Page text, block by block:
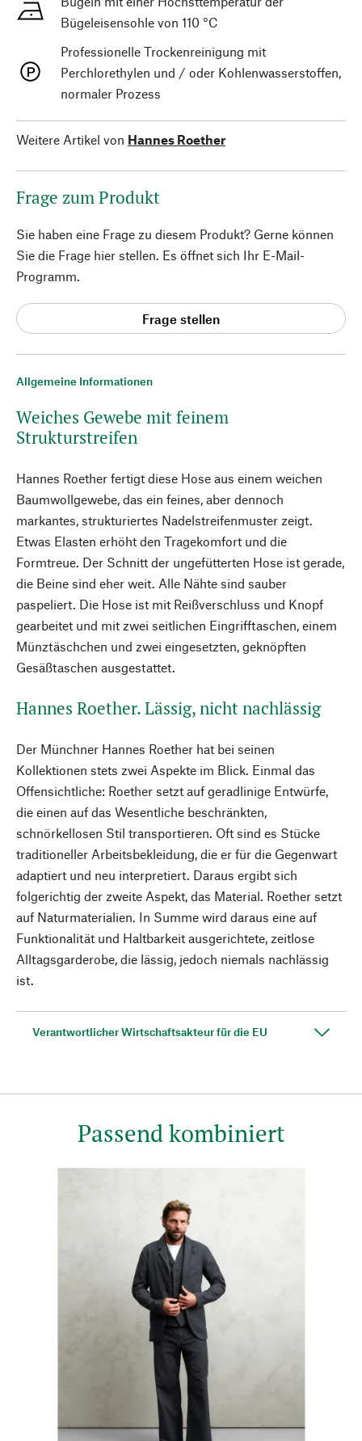
Allgemeine Informationen
Weiches Gewebe mit feinem
Strukturstreifen
Hannes Roether fertigt diese Hose aus einem weichen
Baumwollgewebe, das ein feines, aber dennoch
markantes, strukturiertes Nadelstreifenmuster zeigt.
Etwas Elasten erhöht den Tragekomfort und die
Formtreue. Der Schnitt der ungefütterten Hose ist gerade,
die Beine sind eher weit. Alle Nähte sind sauber
paspeliert. Die Hose ist mit Reißverschluss und Knopf
gearbeitet und mit zwei seitlichen Eingrifftaschen, einem
Münztäschchen und zwei eingesetzten, geknöpften
Gesäßtaschen ausgestattet.
Hannes Roether. Lässig, nicht nachlässig
Der Münchner Hannes Roether hat bei seinen
Kollektionen stets zwei Aspekte im Blick. Einmal das
Offensichtliche: Roether setzt auf geradlinige Entwürfe,
die einen auf das Wesentliche beschränkten,
schnörkellosen Stil transportieren. Oft sind es Stücke
traditioneller Arbeitsbekleidung, die er für die Gegenwart
adaptiert und neu interpretiert. Daraus ergibt sich
folgerichtig der zweite Aspekt, das Material. Roether setzt
auf Naturmaterialien. In Summe wird daraus eine auf
Funktionalität und Haltbarkeit ausgerichtete, zeitlose
Alltagsgarderobe, die lässig, jedoch niemals nachlässig
ist.
Verantwortlicher Wirtschaftsakteur für die EU
Bügeleisensohle von 110 °C
Professionelle Trockenreinigung mit
Perchlorethylen und / oder Kohlenwasserstoffen,
normaler Prozess
Weitere Artikel von Hannes Roether
Frage zum Produkt
Sie haben eine Frage zu diesem Produkt? Gerne können
Sie die Frage hier stellen. Es öffnet sich Ihr E-Mail-
Programm.
Frage stellen
Passend kombiniert